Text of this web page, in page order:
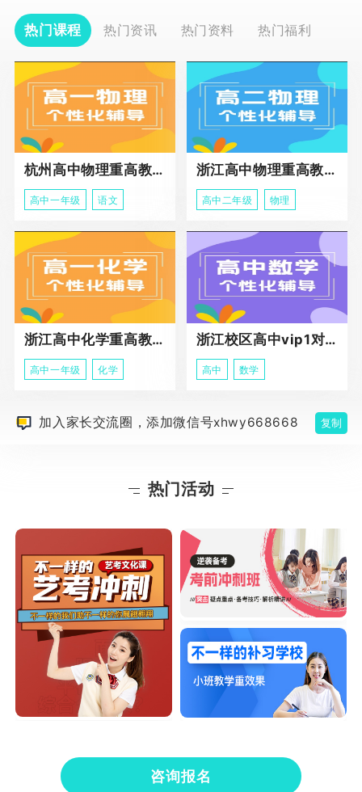
热门课程 热门资讯 热门资料 热门福利
杭州高中物理重高教育春季班
高中一年级 语文
浙江高中物理重高教育春季班
高中二年级 物理
浙江高中化学重高教育春季班
高中一年级 化学
浙江校区高中vip1对1课程
高中 数学
加入家长交流圈，添加微信号xhwy668668 复制
热门活动
咨询报名